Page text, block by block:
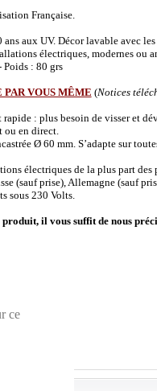
Française.
ans aux UV. Décor lavable avec
électriques, modernes ou
: 80 grs
VOUS MÊME (Notices
: plus besoin de visser et
ou en direct.
Ø 60 mm. S’adapte sur
électriques de la plus part des
(sauf prise), Allemagne (sauf
sous 230 Volts.
il vous suffit de nous
ce